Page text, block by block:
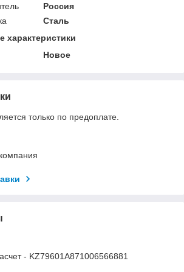
Россия
Сталь
характеристики
Новое
только по предоплате.
- KZ79601A871006566881